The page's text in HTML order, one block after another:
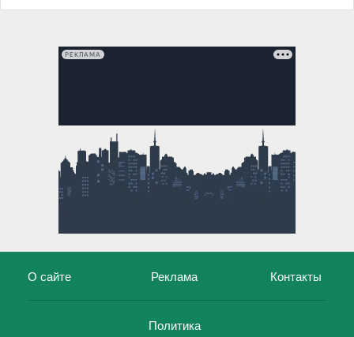
РЕКЛАМА
О сайте Реклама Контакты
Политика